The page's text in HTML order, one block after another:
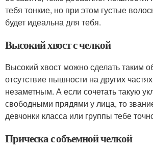
тебя тонкие, но при этом густые
будет идеальна для тебя.
Высокий хвост с челкой
Высокий хвост можно сделать таким
отсутствие пышности на других
незаметным. А если сочетать такую
свободными прядями у лица, то
девчонки класса или группы тебе
Прическа с объемной челкой